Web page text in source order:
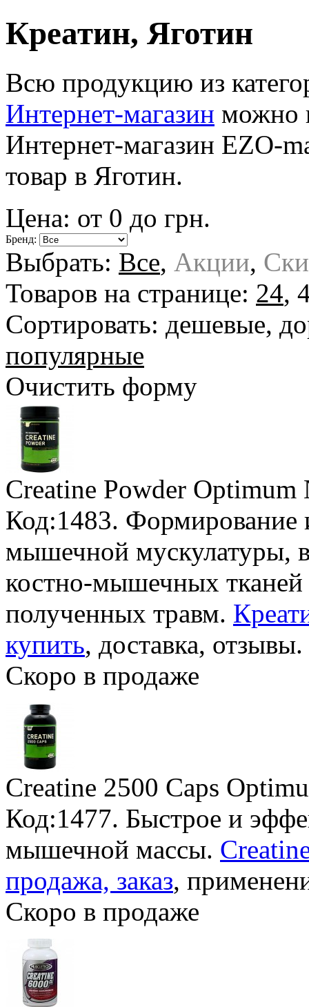
Креатин, Яготин
Всю продукцию из
Интернет-магазин можно
Интернет-магазин EZO-
товар в Яготин.
Цена: от 0 до грн.
Бренд:
Выбрать: Все, Акции,
Товаров на странице: 24,
Сортировать: дешевые,
популярные
Очистить форму
Creatine Powder
Код:1483. Формирование
мышечной мускулатуры,
костно-мышечных тканей
полученных травм.
купить, доставка, отзывы.
Скоро в продаже
Creatine 2500 Caps
Код:1477. Быстрое и
мышечной массы.
продажа, заказ,
Скоро в продаже